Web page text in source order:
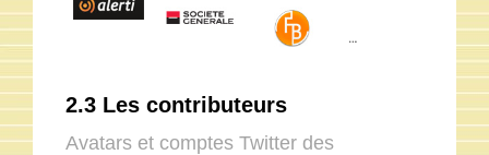
2.3 Les contributeurs
Avatars et comptes Twitter des